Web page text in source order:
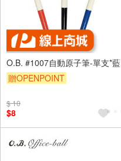
O.B. #1007自動原子筆-單支*藍
贈OPENPOINT
$ 10
$8